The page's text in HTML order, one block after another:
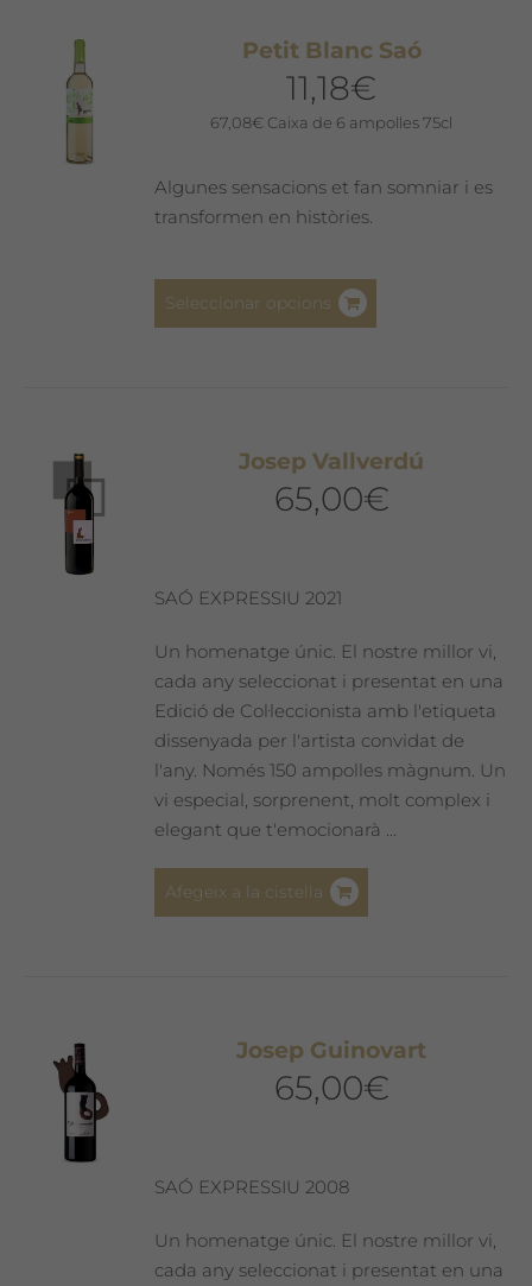
opcions
poden
a
Petit Blanc Saó
11,18€
67,08€ Caixa de 6 ampolles 75cl
Algunes sensacions et fan somniar i es
transformen en històries.
Seleccionar opcions
opcions
pàgina
del
producte
Josep Vallverdú
65,00€
SAÓ EXPRESSIU 2021
Un homenatge únic. El nostre millor vi,
cada any seleccionat i presentat en una
Edició de Col·leccionista amb l'etiqueta
dissenyada per l'artista convidat de
l'any. Només 150 ampolles màgnum. Un
vi especial, sorprenent, molt complex i
elegant que t'emocionarà ...
Afegeix a la cistella
Josep Guinovart
65,00€
SAÓ EXPRESSIU 2008
Un homenatge únic. El nostre millor vi,
cada any seleccionat i presentat en una